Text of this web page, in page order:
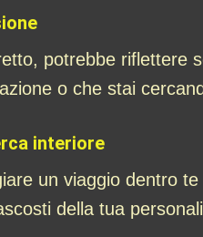
potrebbe riflettere
o che stai
interiore
un viaggio dentro
della tua